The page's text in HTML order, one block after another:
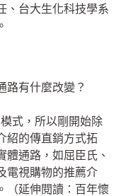
、台大生化科技學系
路有什麼改變？
式，所以剛開始除
紹的傳直銷方式拓
體通路，如屈臣氏、
電視購物的推薦介
（延伸閱讀：百年懷